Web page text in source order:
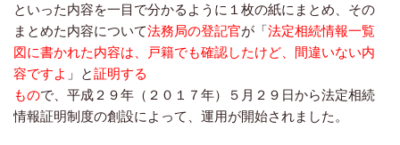
といった内容を一目で分かるように１枚の紙にまとめ、その
まとめた内容について法務局の登記官が「法定相続情報一覧
図に書かれた内容は、戸籍でも確認したけど、間違いない内
容ですよ 」と証明する
もので、平成２９年（２０１７年）５月２９日から法定相続
情報証明制度の創設によって、運用が開始されました。